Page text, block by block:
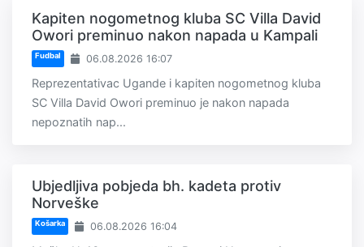
Kapiten nogometnog kluba SC Villa David
Owori preminuo nakon napada u Kampali
Fudbal 06.08.2026 16:07
Reprezentativac Ugande i kapiten nogometnog kluba
SC Villa David Owori preminuo je nakon napada
nepoznatih nap...
Ubjedljiva pobjeda bh. kadeta protiv
Norveške
Košarka 06.08.2026 16:04